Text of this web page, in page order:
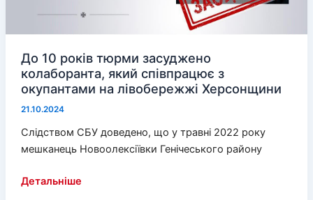
До 10 років тюрми засуджено
колаборанта, який співпрацює з
окупантами на лівобережжі Херсонщини
21.10.2024
Слідством СБУ доведено, що у травні 2022 року
мешканець Новоолексіївки Генічеського району
До
Детальніше